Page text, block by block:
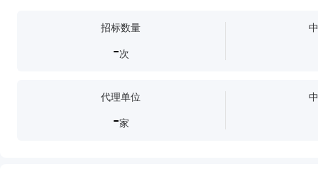
招标数量
-次
代理单位
-家